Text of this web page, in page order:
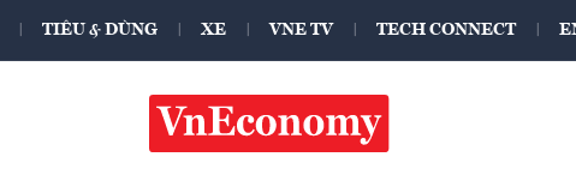
TIÊU & DÙNG XE VNE TV TECH CONNECT